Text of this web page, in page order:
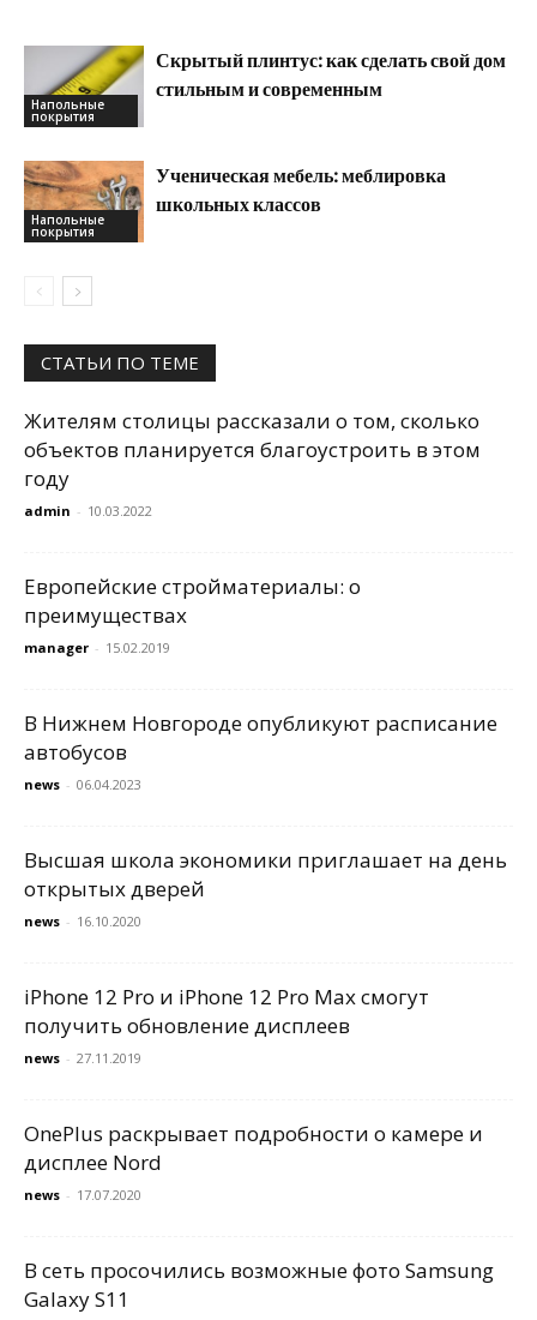
Напольные
покрытия
Скрытый плинтус: как сделать свой дом
стильным и современным
Напольные
покрытия
Ученическая мебель: меблировка
школьных классов
СТАТЬИ ПО ТЕМЕ
Жителям столицы рассказали о том, сколько
объектов планируется благоустроить в этом
году
admin - 10.03.2022
Европейские стройматериалы: о
преимуществах
manager - 15.02.2019
В Нижнем Новгороде опубликуют расписание
автобусов
news - 06.04.2023
Высшая школа экономики приглашает на день
открытых дверей
news - 16.10.2020
iPhone 12 Pro и iPhone 12 Pro Max смогут
получить обновление дисплеев
news - 27.11.2019
OnePlus раскрывает подробности о камере и
дисплее Nord
news - 17.07.2020
В сеть просочились возможные фото Samsung
Galaxy S11